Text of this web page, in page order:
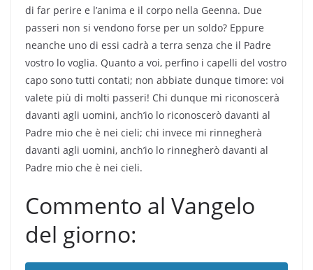
di far perire e l’anima e il corpo nella Geenna. Due
passeri non si vendono forse per un soldo? Eppure
neanche uno di essi cadrà a terra senza che il Padre
vostro lo voglia. Quanto a voi, perfino i capelli del vostro
capo sono tutti contati; non abbiate dunque timore: voi
valete più di molti passeri! Chi dunque mi riconoscerà
davanti agli uomini, anch’io lo riconoscerò davanti al
Padre mio che è nei cieli; chi invece mi rinnegherà
davanti agli uomini, anch’io lo rinnegherò davanti al
Padre mio che è nei cieli.
Commento al Vangelo
del giorno: